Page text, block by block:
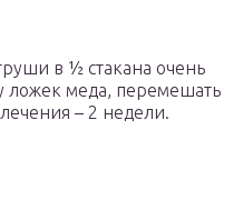
в ½ стакана очень
ложек меда, перемешать
– 2 недели.